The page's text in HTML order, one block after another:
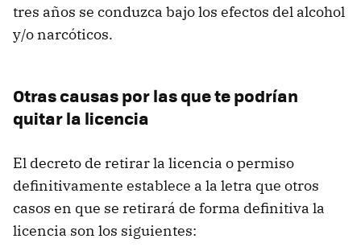
tres años se conduzca bajo los efectos del alcohol
y/o narcóticos.
Otras causas por las que te podrían
quitar la licencia
El decreto de retirar la licencia o permiso
definitivamente establece a la letra que otros
casos en que se retirará de forma definitiva la
licencia son los siguientes: